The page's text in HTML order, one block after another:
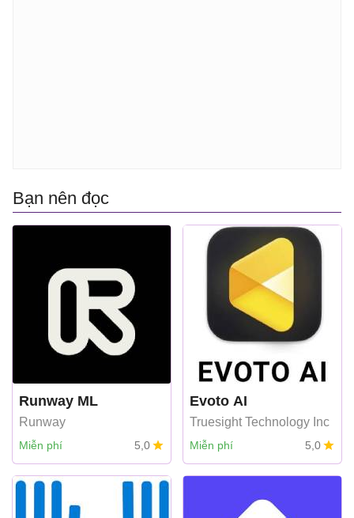
Bạn nên đọc
Runway ML
Runway
Miễn phí 5,0
Evoto AI
Truesight Technology Inc
Miễn phí 5,0